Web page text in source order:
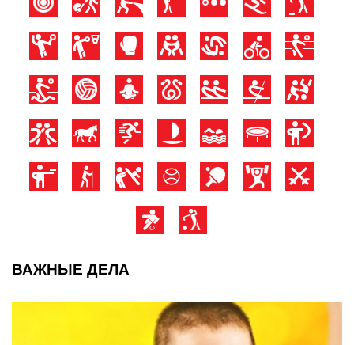
ВАЖНЫЕ ДЕЛА